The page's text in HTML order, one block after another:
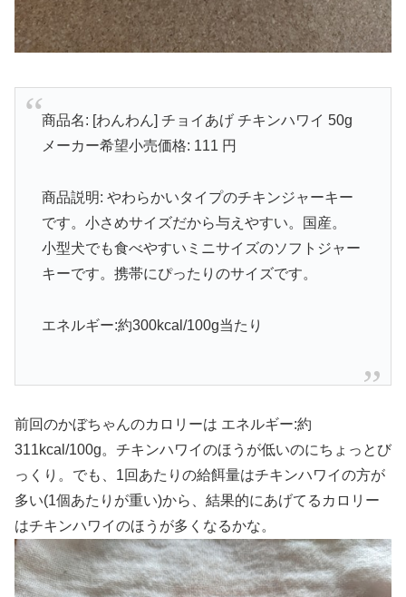
商品名: [わんわん] チョイあげ チキンハワイ 50g
メーカー希望小売価格: 111 円
商品説明: やわらかいタイプのチキンジャーキー
です。小さめサイズだから与えやすい。国産。
小型犬でも食べやすいミニサイズのソフトジャー
キーです。携帯にぴったりのサイズです。
エネルギー:約300kcal/100g当たり
前回のかぼちゃんのカロリーは エネルギー:約
311kcal/100g。チキンハワイのほうが低いのにちょっとび
っくり。でも、1回あたりの給餌量はチキンハワイの方が
多い(1個あたりが重い)から、結果的にあげてるカロリー
はチキンハワイのほうが多くなるかな。